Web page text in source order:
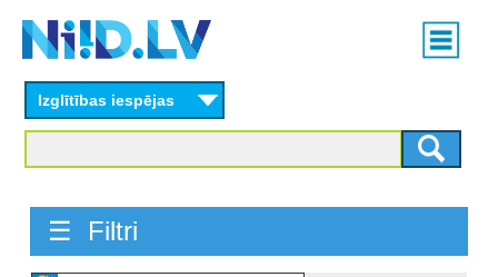
content
Main
menu
Izglītības iespējas
☰ Filtri